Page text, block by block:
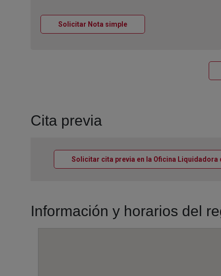
Solicitar Nota simpleVentana nueva
Cita previa
Solicitar cita previa en la Oficina Liquidadora
Información y horarios del